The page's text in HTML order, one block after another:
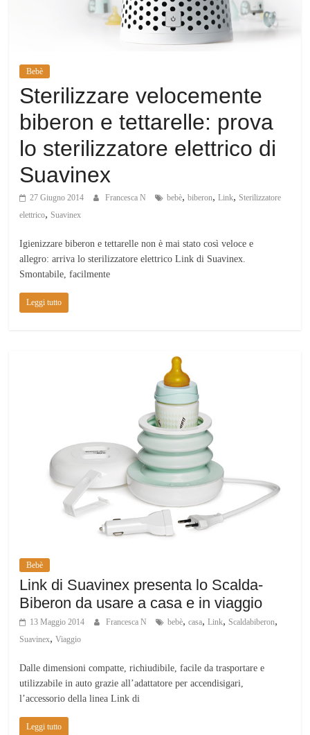
Bebè
Sterilizzare velocemente
biberon e tettarelle: prova
lo sterilizzatore elettrico di
Suavinex
27 Giugno 2014 Francesca N bebè,biberon,Link, Sterilizzatore
elettrico, Suavinex
Igienizzare biberon e tettarelle non è mai stato così veloce e
allegro: arriva lo sterilizzatore elettrico Link di Suavinex.
Smontabile, facilmente
Leggi tutto
Bebè
Link di Suavinex presenta lo Scalda-
Biberon da usare a casa e in viaggio
13 Maggio 2014 Francesca N bebè,casa,Link, Scaldabiberon,
Suavinex,Viaggio
Dalle dimensioni compatte, richiudibile, facile da trasportare e
utilizzabile in auto grazie all’adattatore per accendisigari,
l’accessorio della linea Link di
Leggi tutto